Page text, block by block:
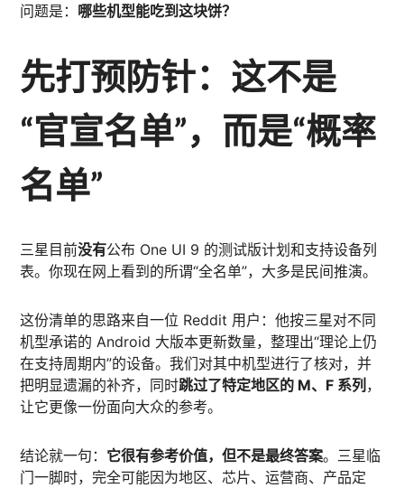
问题是： 哪些机型能吃到这块饼？
先打预防针：这不是
“官宣名单”，而是“概率
名单”
三星目前没有公布 One UI 9 的测试版计划和支持设备列
表。你现在网上看到的所谓“全名单”，大多是民间推演。
这份清单的思路来自一位 Reddit 用户：他按三星对不同
机型承诺的 Android 大版本更新数量，整理出“理论上仍
在支持周期内”的设备。我们对其中机型进行了核对，并
把明显遗漏的补齐，同时跳过了特定地区的 M、F 系列 ，
让它更像一份面向大众的参考。
结论就一句： 它很有参考价值，但不是最终答案。三星临
门一脚时，完全可能因为地区、芯片、运营商、产品定